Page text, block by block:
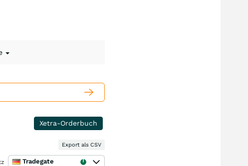
Xetra-Orderbuch
Export als CSV
Tradegate